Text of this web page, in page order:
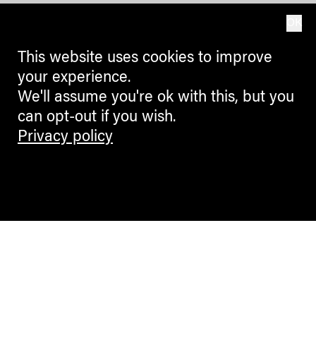
This website uses cookies to improve
your experience.
We'll assume you're ok with this, but you
can opt-out if you wish.
Privacy policy